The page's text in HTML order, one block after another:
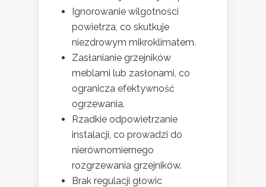
Ignorowanie wilgotności
powietrza, co skutkuje
niezdrowym mikroklimatem.
Zasłanianie grzejników
meblami lub zasłonami, co
ogranicza efektywność
ogrzewania.
Rzadkie odpowietrzanie
instalacji, co prowadzi do
nierównomiernego
rozgrzewania grzejników.
Brak regulacji głowic